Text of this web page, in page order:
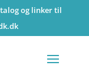
og linker til